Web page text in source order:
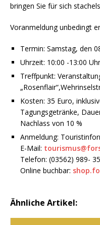
bringen Sie für sich
Voranmeldung unbedingt
Termin: Samstag, den
Uhrzeit: 10:00 -13:00 Uhr
Treffpunkt:
Kosten: 35 Euro,
Tagungsgetränke,
Nachlass von 10 %
Anmeldung:
E-Mail:
Telefon: (03562) 989-
Online buchbar:
Ähnliche Artikel: